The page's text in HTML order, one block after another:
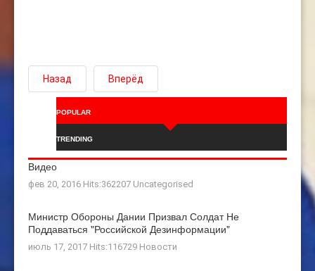
Назад Вперёд
POPULAR
TRENDING
Видео
фев 20, 2016 Hits:362207 Uncategorised
Министр Обороны Дании Призвал Солдат Не
Поддаваться "российской Дезинформации"
июль 17, 2017 Hits:116729 Новости